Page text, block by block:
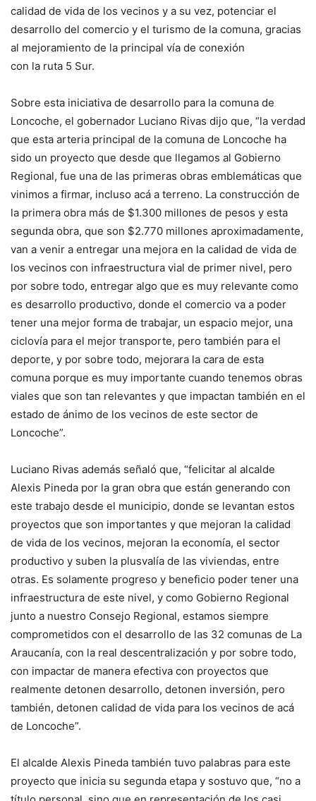
calidad de vida de los vecinos y a su vez, potenciar el
desarrollo del comercio y el turismo de la comuna, gracias
al mejoramiento de la principal vía de conexión
con la ruta 5 Sur.
Sobre esta iniciativa de desarrollo para la comuna de
Loncoche, el gobernador Luciano Rivas dijo que, “la verdad
que esta arteria principal de la comuna de Loncoche ha
sido un proyecto que desde que llegamos al Gobierno
Regional, fue una de las primeras obras emblemáticas que
vinimos a firmar, incluso acá a terreno. La construcción de
la primera obra más de $1.300 millones de pesos y esta
segunda obra, que son $2.770 millones aproximadamente,
van a venir a entregar una mejora en la calidad de vida de
los vecinos con infraestructura vial de primer nivel, pero
por sobre todo, entregar algo que es muy relevante como
es desarrollo productivo, donde el comercio va a poder
tener una mejor forma de trabajar, un espacio mejor, una
ciclovía para el mejor transporte, pero también para el
deporte, y por sobre todo, mejorara la cara de esta
comuna porque es muy importante cuando tenemos obras
viales que son tan relevantes y que impactan también en el
estado de ánimo de los vecinos de este sector de
Loncoche”.
Luciano Rivas además señaló que, “felicitar al alcalde
Alexis Pineda por la gran obra que están generando con
este trabajo desde el municipio, donde se levantan estos
proyectos que son importantes y que mejoran la calidad
de vida de los vecinos, mejoran la economía, el sector
productivo y suben la plusvalía de las viviendas, entre
otras. Es solamente progreso y beneficio poder tener una
infraestructura de este nivel, y como Gobierno Regional
junto a nuestro Consejo Regional, estamos siempre
comprometidos con el desarrollo de las 32 comunas de La
Araucanía, con la real descentralización y por sobre todo,
con impactar de manera efectiva con proyectos que
realmente detonen desarrollo, detonen inversión, pero
también, detonen calidad de vida para los vecinos de acá
de Loncoche”.
El alcalde Alexis Pineda también tuvo palabras para este
proyecto que inicia su segunda etapa y sostuvo que, “no a